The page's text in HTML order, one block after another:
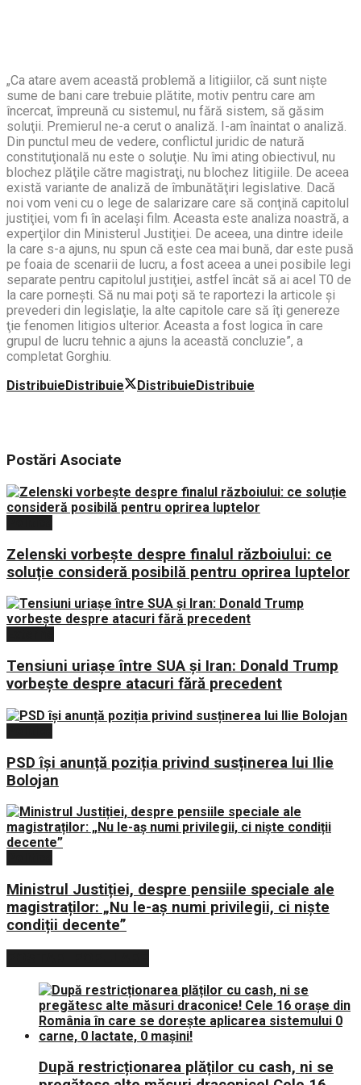
„Ca atare avem această problemă a litigiilor, că sunt nişte
sume de bani care trebuie plătite, motiv pentru care am
încercat, împreună cu sistemul, nu fără sistem, să găsim
soluţii. Premierul ne-a cerut o analiză. I-am înaintat o analiză.
Din punctul meu de vedere, conflictul juridic de natură
constituţională nu este o soluţie. Nu îmi ating obiectivul, nu
blochez plăţile către magistraţi, nu blochez litigiile. De aceea
există variante de analiză de îmbunătăţiri legislative. Dacă
noi vom veni cu o lege de salarizare care să conţină capitolul
justiţiei, vom fi în acelaşi film. Aceasta este analiza noastră, a
experţilor din Ministerul Justiţiei. De aceea, una dintre ideile
la care s-a ajuns, nu spun că este cea mai bună, dar este pusă
pe foaia de scenarii de lucru, a fost aceea a unei posibile legi
separate pentru capitolul justiţiei, astfel încât să ai acel T0 de
la care porneşti. Să nu mai poţi să te raportezi la articole şi
prevederi din legislaţie, la alte capitole care să îţi genereze
ţie fenomen litigios ulterior. Aceasta a fost logica în care
grupul de lucru tehnic a ajuns la această concluzie”, a
completat Gorghiu.
DistribuieDistribuie DistribuieDistribuie
PostăriAsociate
Zelenski vorbește despre finalul războiului: ce
soluție consideră posibilă pentru oprirea luptelor
Tensiuni uriașe între SUA și Iran: Donald Trump
vorbește despre atacuri fără precedent
PSD își anunță poziția privind susținerea lui Ilie
Bolojan
Ministrul Justiției, despre pensiile speciale ale
magistraților: „Nu le-aș numi privilegii, ci niște
condiții decente”
După restricționarea plăților cu cash, ni se